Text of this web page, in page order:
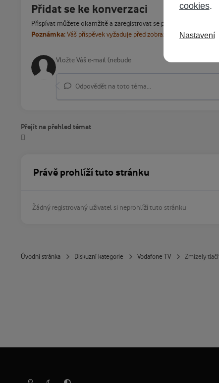
Přidat se ke konverzaci
Přispívat můžete okamžitě a zaregistrovat se později. Pokud
Poznámka:Váš příspěvek vyžaduje před zobrazením schválení
Odpovědět na toto téma...
Přejít na přehled témat
Právě prohlíží tuto stránku
Žádný registrovaný uživatel si neprohlíží tuto stránku
Úvodní stránka Diskuzní kategorie Vodafone TV Zmizely
Světlý režimTmavý režimPředvolba systému
cookies.
Nastavení